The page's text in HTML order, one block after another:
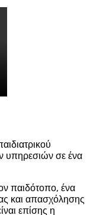
υπηρεσιών σε ένα
παιδότοπο, ένα
και απασχόλησης
επίσης η